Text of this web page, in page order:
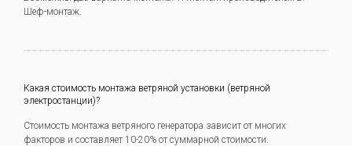
Шеф-монтаж.
Какая стоимость монтажа ветряной установки (ветряной
электростанции)?
Стоимость монтажа ветряного генератора зависит от многих
факторов и составляет 10-20% от суммарной стоимости.